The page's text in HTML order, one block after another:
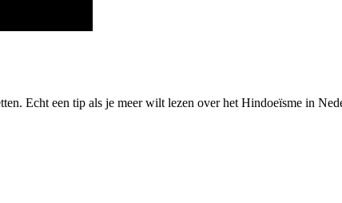
Echt een tip als je meer wilt lezen over het Hindoeïsme in